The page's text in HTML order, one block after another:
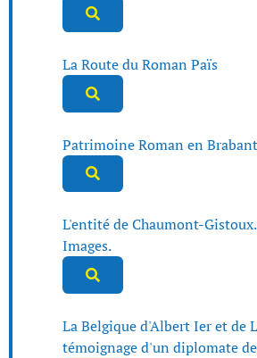
La Route du Roman Païs
Patrimoine Roman en
L'entité de Chaumont-
Images.
La Belgique d'Albert Ier et de
témoignage d'un diplomate